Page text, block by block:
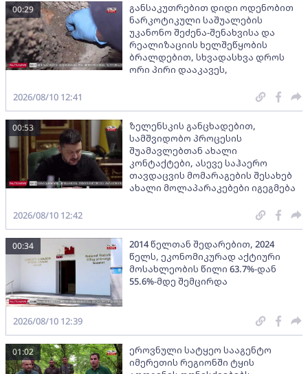
განსაკუთრებით დიდი ოდენობით
ნარკოტიკული საშუალების
უკანონო შეძენა-შენახვისა და
რეალიზაციის ხელშეწყობის
ბრალდებით, სხვადასხვა დროს
ორი პირი დააკავეს,
00:29
2026/08/10 12:41
ზელენსკის განცხადებით,
სამშვიდობო პროცესის
შუამავლებთან ახალი
კონტაქტები, ასევე საჰაერო
თავდაცვის მომარაგების შესახებ
ახალი მოლაპარაკებები იგეგმება
00:53
2026/08/10 12:42
2014 წელთან შედარებით, 2024
წელს, ეკონომიკურად აქტიური
მოსახლეობის წილი 63.7%-დან
55.6%-მდე შემცირდა
00:34
2026/08/10 12:39
ეროვნული სატყეო სააგენტო
იმერეთის რეგიონში ტყის
01:02